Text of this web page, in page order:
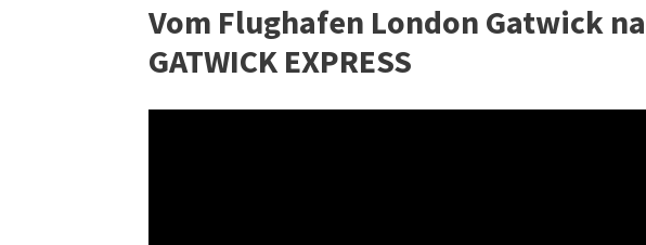
Vom Flughafen London Gatwick
GATWICK EXPRESS